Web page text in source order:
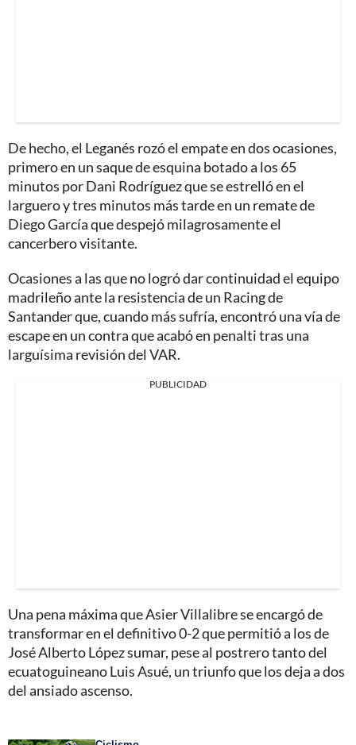
De hecho, el Leganés rozó el empate en dos ocasiones,
primero en un saque de esquina botado a los 65
minutos por Dani Rodríguez que se estrelló en el
larguero y tres minutos más tarde en un remate de
Diego García que despejó milagrosamente el
cancerbero visitante.
Ocasiones a las que no logró dar continuidad el equipo
madrileño ante la resistencia de un Racing de
Santander que, cuando más sufría, encontró una vía de
escape en un contra que acabó en penalti tras una
larguísima revisión del VAR.
PUBLICIDAD
Una pena máxima que Asier Villalibre se encargó de
transformar en el definitivo 0-2 que permitió a los de
José Alberto López sumar, pese al postrero tanto del
ecuatoguineano Luis Asué, un triunfo que los deja a dos
del ansiado ascenso.